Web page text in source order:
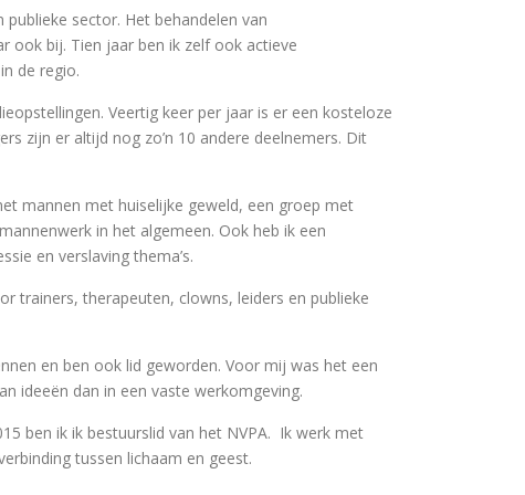
sector. Het behandelen van
ook bij. Tien jaar ben ik zelf ook actieve
de regio.
Veertig keer per jaar is er een kosteloze
zijn er altijd nog zo’n 10 andere deelnemers. Dit
mannen met huiselijke geweld, een groep met
in het algemeen. Ook heb ik een
en verslaving thema’s.
trainers, therapeuten, clowns, leiders en publieke
en ben ook lid geworden. Voor mij was het een
ideeën dan in een vaste werkomgeving.
ben ik ik bestuurslid van het NVPA. Ik werk met
tussen lichaam en geest.